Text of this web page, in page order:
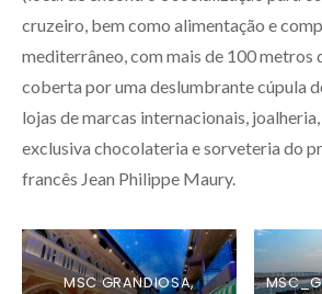
cruzeiro, bem como alimentação e
mediterrâneo, com mais de 100 metros
coberta por uma deslumbrante cúpula
lojas de marcas internacionais,
exclusiva chocolateria e sorveteria do
francês Jean Philippe Maury.
MSC GRANDIOSA,